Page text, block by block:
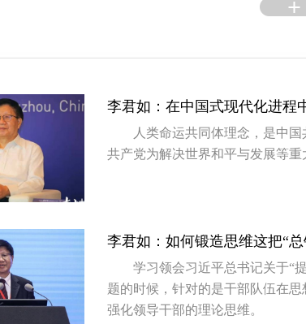
李君如：在中国式现代化进程
人类命运共同体理念，是中
共产党为解决世界和平与发展等重
李君如：如何锻造思维这把“总
学习领会习近平总书记关于“
题的时候，针对的是干部队伍在
强化领导干部的理论思维。